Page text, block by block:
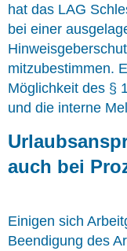
hat das LAG
bei einer
mitzubestimmen.
Möglichkeit des §
und die interne
auch bei
Einigen sich
Beendigung des